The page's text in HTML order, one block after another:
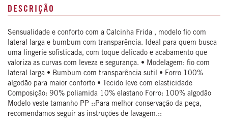
DESCRIÇÃO
Sensualidade e conforto com a Calcinha Frida , modelo fio com
lateral larga e bumbum com transparência. Ideal para quem busca
uma lingerie sofisticada, com toque delicado e acabamento que
valoriza as curvas com leveza e segurança. • Modelagem: fio com
lateral larga • Bumbum com transparência sutil • Forro 100%
algodão para maior conforto • Tecido leve com elasticidade
Composição: 90% poliamida 10% elastano Forro: 100% algodão
Modelo veste tamanho PP ::Para melhor conservação da peça,
recomendamos seguir as instruções de lavagem.::